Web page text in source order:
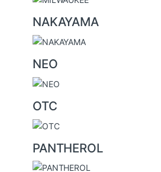
NAKAYAMA
NEO
OTC
PANTHEROL